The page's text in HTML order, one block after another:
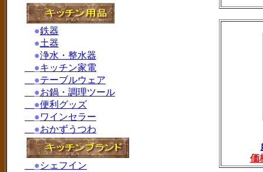
価
●鉄器
●土器
●浄水・整水器
●キッチン家電
●テーブルウェア
●お鍋・調理ツール
●便利グッズ
●ワインセラー
●おかずうつわ
●シェフイン